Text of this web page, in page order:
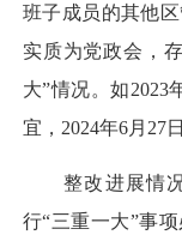
班子成员的其他
实质为党政会，
大”情况。如2023
宜，2024年6月27
整改进展情况
行“三重一大”事